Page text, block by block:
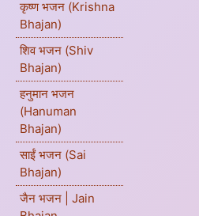
कृष्ण भजन (Krishna
Bhajan)
शिव भजन (Shiv
Bhajan)
हनुमान भजन
(Hanuman
Bhajan)
साईं भजन (Sai
Bhajan)
जैन भजन | Jain